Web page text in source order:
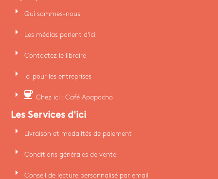
arrow_right Qui sommes-nous
arrow_right Les médias parlent d'ici
arrow_right Contactez le libraire
arrow_right ici pour les entreprises
arrow_right coffee Chez ici : Café Apapacho
Les Services d'ici
arrow_right Livraison et modalités de paiement
arrow_right Conditions générales de vente
arrow_right Conseil de lecture personnalisé par email